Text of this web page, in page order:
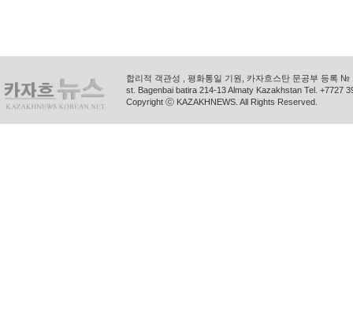
합리적 객관성 , 평화통일 기원, 카자흐스탄 문공부 등록
st. Bagenbai batira 214-13 Almaty Kazakhstan Tel. +7727
Copyright ⓒ KAZAKHNEWS. All Rights Reserved.